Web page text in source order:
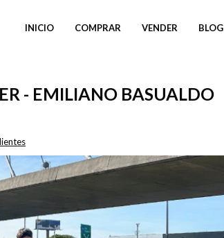
INICIO COMPRAR VENDER BLOG
- EMILIANO BASUALDO